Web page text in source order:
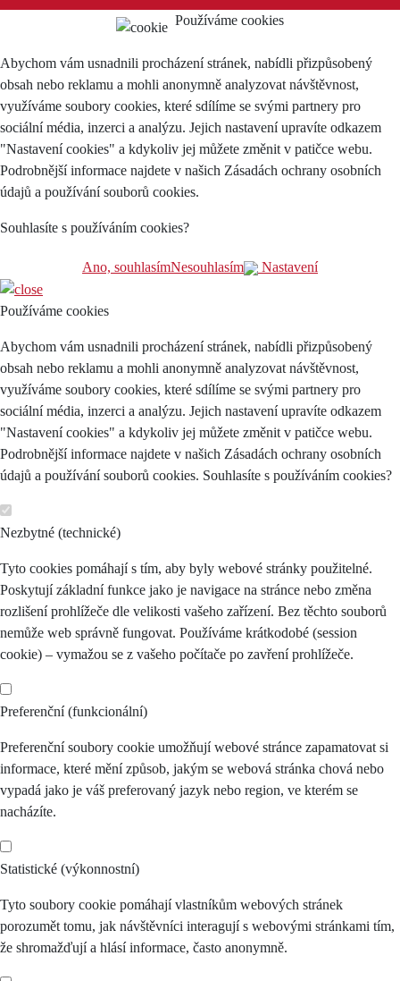
Používáme cookies
Abychom vám usnadnili procházení stránek, nabídli přizpůsobený
obsah nebo reklamu a mohli anonymně analyzovat návštěvnost,
využíváme soubory cookies, které sdílíme se svými partnery pro
sociální média, inzerci a analýzu. Jejich nastavení upravíte odkazem
"Nastavení cookies" a kdykoliv jej můžete změnit v patičce webu.
Podrobnější informace najdete v našich Zásadách ochrany osobních
údajů a používání souborů cookies.
Souhlasíte s používáním cookies?
Ano, souhlasímNesouhlasím Nastavení
Používáme cookies
Abychom vám usnadnili procházení stránek, nabídli přizpůsobený
obsah nebo reklamu a mohli anonymně analyzovat návštěvnost,
využíváme soubory cookies, které sdílíme se svými partnery pro
sociální média, inzerci a analýzu. Jejich nastavení upravíte odkazem
"Nastavení cookies" a kdykoliv jej můžete změnit v patičce webu.
Podrobnější informace najdete v našich Zásadách ochrany osobních
údajů a používání souborů cookies. Souhlasíte s používáním cookies?
Nezbytné (technické)
Tyto cookies pomáhají s tím, aby byly webové stránky použitelné.
Poskytují základní funkce jako je navigace na stránce nebo změna
rozlišení prohlížeče dle velikosti vašeho zařízení. Bez těchto souborů
nemůže web správně fungovat. Používáme krátkodobé (session
cookie) – vymažou se z vašeho počítače po zavření prohlížeče.
Preferenční (funkcionální)
Preferenční soubory cookie umožňují webové stránce zapamatovat si
informace, které mění způsob, jakým se webová stránka chová nebo
vypadá jako je váš preferovaný jazyk nebo region, ve kterém se
nacházíte.
Statistické (výkonnostní)
Tyto soubory cookie pomáhají vlastníkům webových stránek
porozumět tomu, jak návštěvníci interagují s webovými stránkami tím,
že shromažďují a hlásí informace, často anonymně.